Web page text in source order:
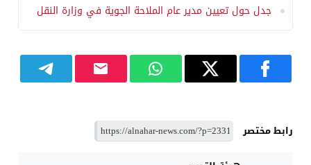
جدل حول تعيين مدير عام الملاحة الجوية في وزارة النقل
رابط مختصر